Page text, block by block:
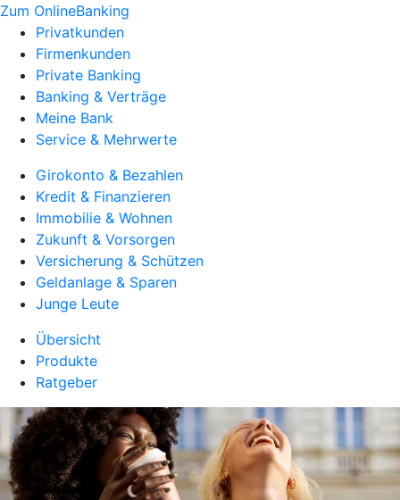
Zum OnlineBanking
Privatkunden
Firmenkunden
Private Banking
Banking & Verträge
Meine Bank
Service & Mehrwerte
Girokonto & Bezahlen
Kredit & Finanzieren
Immobilie & Wohnen
Zukunft & Vorsorgen
Versicherung & Schützen
Geldanlage & Sparen
Junge Leute
Übersicht
Produkte
Ratgeber